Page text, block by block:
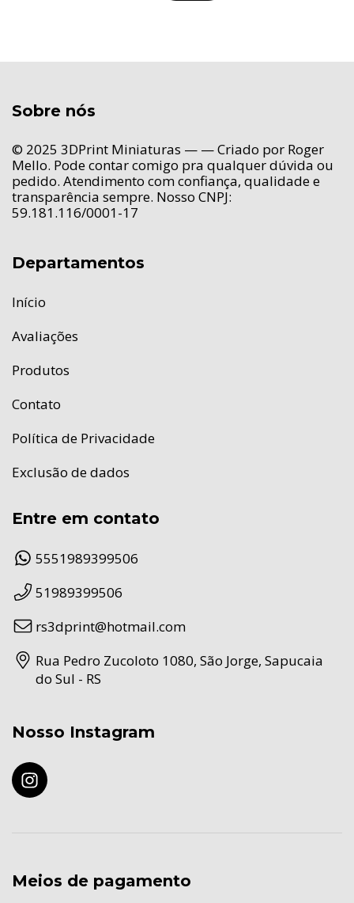
Sobre nós
© 2025 3DPrint Miniaturas — — Criado por Roger
Mello. Pode contar comigo pra qualquer dúvida ou
pedido. Atendimento com confiança, qualidade e
transparência sempre. Nosso CNPJ:
59.181.116/0001-17
Departamentos
Início
Avaliações
Produtos
Contato
Política de Privacidade
Exclusão de dados
Entre em contato
5551989399506
51989399506
rs3dprint@hotmail.com
Rua Pedro Zucoloto 1080, São Jorge, Sapucaia
do Sul - RS
Nosso Instagram
Meios de pagamento